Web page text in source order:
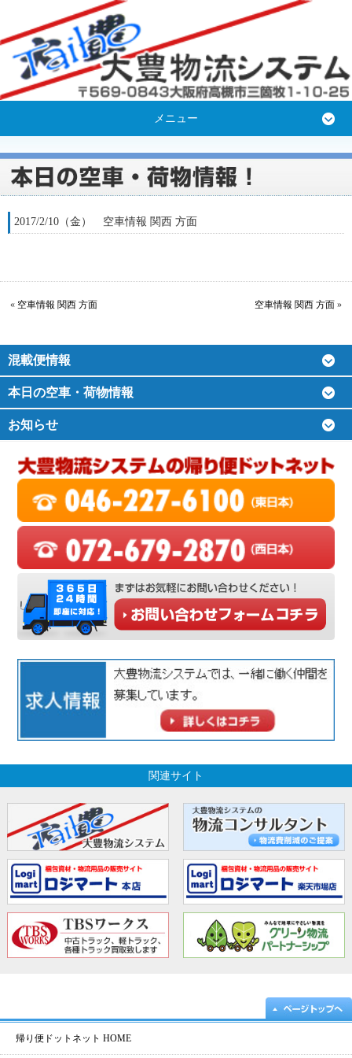
メニュー
2017/2/10（金） 空車情報 関西 方面
« 空車情報 関西 方面 空車情報 関西 方面 »
混載便情報
本日の空車・荷物情報
お知らせ
関連サイト
帰り便ドットネット HOME